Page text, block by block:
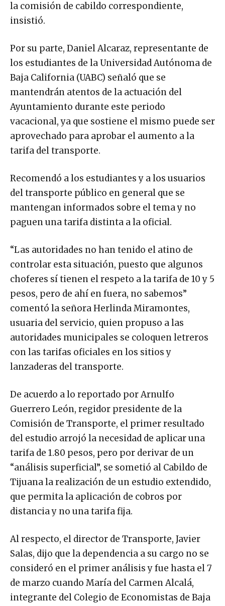
la comisión de cabildo correspondiente,
insistió.
Por su parte, Daniel Alcaraz, representante de
los estudiantes de la Universidad Autónoma de
Baja California (UABC) señaló que se
mantendrán atentos de la actuación del
Ayuntamiento durante este periodo
vacacional, ya que sostiene el mismo puede ser
aprovechado para aprobar el aumento a la
tarifa del transporte.
Recomendó a los estudiantes y a los usuarios
del transporte público en general que se
mantengan informados sobre el tema y no
paguen una tarifa distinta a la oficial.
“Las autoridades no han tenido el atino de
controlar esta situación, puesto que algunos
choferes sí tienen el respeto a la tarifa de 10 y 5
pesos, pero de ahí en fuera, no sabemos”
comentó la señora Herlinda Miramontes,
usuaria del servicio, quien propuso a las
autoridades municipales se coloquen letreros
con las tarifas oficiales en los sitios y
lanzaderas del transporte.
De acuerdo a lo reportado por Arnulfo
Guerrero León, regidor presidente de la
Comisión de Transporte, el primer resultado
del estudio arrojó la necesidad de aplicar una
tarifa de 1.80 pesos, pero por derivar de un
“análisis superficial”, se sometió al Cabildo de
Tijuana la realización de un estudio extendido,
que permita la aplicación de cobros por
distancia y no una tarifa fija.
Al respecto, el director de Transporte, Javier
Salas, dijo que la dependencia a su cargo no se
consideró en el primer análisis y fue hasta el 7
de marzo cuando María del Carmen Alcalá,
integrante del Colegio de Economistas de Baja